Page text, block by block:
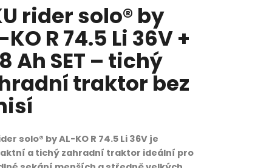
rider solo® by
KO R 74.5 Li 36V +
Ah SET – tichý
traktor bez
solo® by AL-KO R 74.5 Li 36V je
a tichý zahradní traktor ideální pro